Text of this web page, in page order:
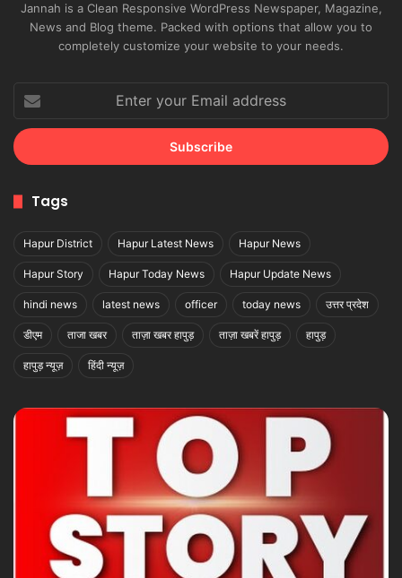
Jannah is a Clean Responsive WordPress Newspaper, Magazine,
News and Blog theme. Packed with options that allow you to
completely customize your website to your needs.
your
Email
address
Tags
Hapur District Hapur Latest News Hapur News
Hapur Story Hapur Today News Hapur Update News
hindi news latest news officer today news उत्तर प्रदेश
डीएम ताजा खबर ताज़ा खबर हापुड़ ताज़ा खबरें हापुड़ हापुड़
हापुड़ न्यूज़ हिंदी न्यूज़